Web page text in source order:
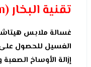
تقنية البخار (Steam)
غسالة ملابس
الغسيل للحصول
إزالة الأوساخ